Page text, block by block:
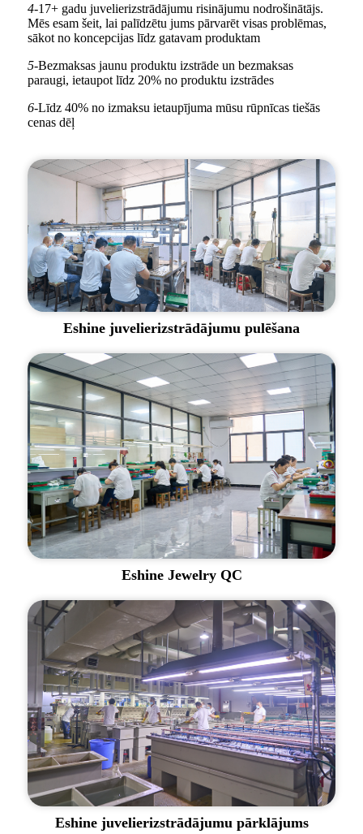
4-17+ gadu juvelierizstrādājumu risinājumu nodrošinātājs.
Mēs esam šeit, lai palīdzētu jums pārvarēt visas problēmas,
sākot no koncepcijas līdz gatavam produktam
5-Bezmaksas jaunu produktu izstrāde un bezmaksas
paraugi, ietaupot līdz 20% no produktu izstrādes
6-Līdz 40% no izmaksu ietaupījuma mūsu rūpnīcas tiešās
cenas dēļ
Eshine juvelierizstrādājumu pulēšana
Eshine Jewelry QC
Eshine juvelierizstrādājumu pārklājums